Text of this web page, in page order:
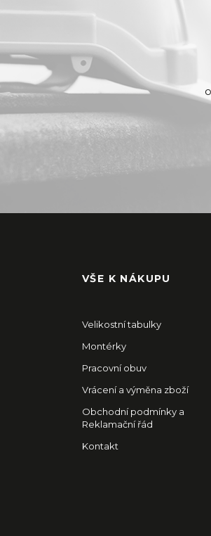
VŠE K NÁKUPU
Velikostní tabulky
Montérky
Pracovní obuv
Vrácení a výměna zboží
Obchodní podmínky a
Reklamační řád
Kontakt